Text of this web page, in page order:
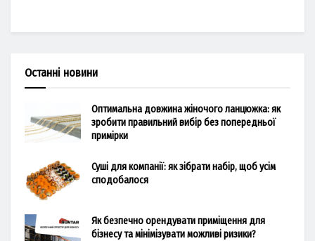
Останні новини
Оптимальна довжина жіночого ланцюжка: як
зробити правильний вибір без попередньої
примірки
Суші для компанії: як зібрати набір, щоб усім
сподобалося
Як безпечно орендувати приміщення для
бізнесу та мінімізувати можливі ризики?